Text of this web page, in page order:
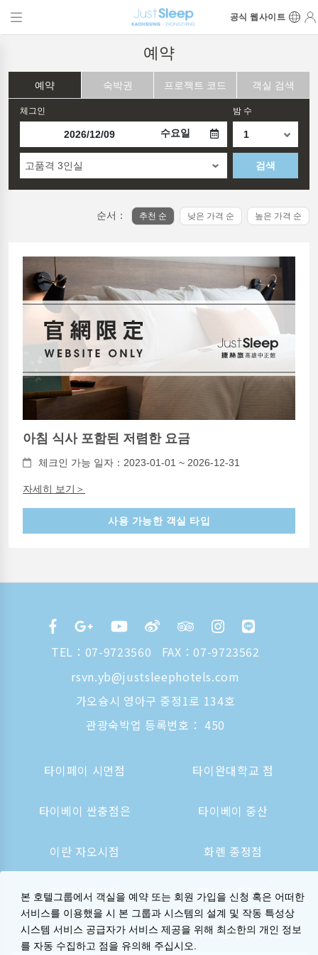
공식 웹사이트
예약
예약 숙박권 프로젝트 코드 객실 검색
체그인
수요일
밤 수
고품격 3인실 검색
순서： 추천 순 낮은 가격 순 높은 가격 순
아침 식사 포함된 저렴한 요금
체크인 가능 일자：2023-01-01 ~ 2026-12-31
자세히 보기＞
사용 가능한 객실 타입
TEL： 07-9723560
FAX：07-9723562
rsvn.yb@justsleephotels.com
가오슝시 영아구 중정1로 134호
관광숙박업 등록번호： 450
타이페이 시먼점 타이완대학교 점
타이베이 싼충점은 타이베이 중산
이란 자오시점 화롄 종정점
타이난 후산점 가오슝 종정점
가오슝역 점 오사카 신사이바시는
본 호텔그룹에서 객실을 예약 또는 회원 가입을 신청 혹은 어떠한
서비스를 이용했을 시 본 그룹과 시스템의 설계 및 작동 특성상
시스템 서비스 공급자가 서비스 제공을 위해 최소한의 개인 정보
를 자동 수집하고 점을 유의해 주십시오.